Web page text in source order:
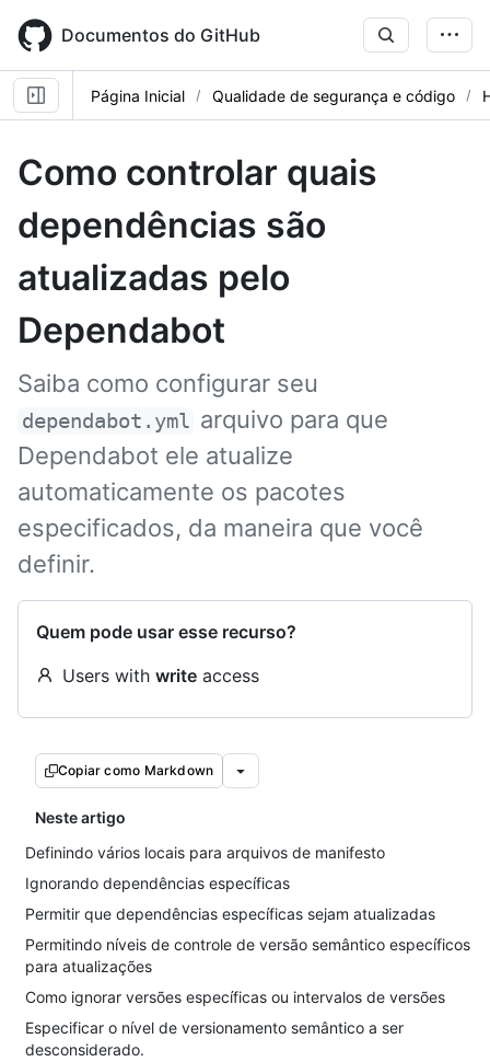
main
content
Documentos do GitHub
Página Inicial Qualidade de segurança e código
Como controlar quais
dependências são
atualizadas pelo
Dependabot
Saiba como configurar seu
dependabot.yml arquivo para que
Dependabot ele atualize
automaticamente os pacotes
especificados, da maneira que você
definir.
Quem pode usar esse recurso?
Users with write access
Copiar como Markdown
Neste artigo
Definindo vários locais para arquivos de manifesto
Ignorando dependências específicas
Permitir que dependências específicas sejam atualizadas
Permitindo níveis de controle de versão semântico específicos
para atualizações
Como ignorar versões específicas ou intervalos de versões
Especificar o nível de versionamento semântico a ser
desconsiderado.